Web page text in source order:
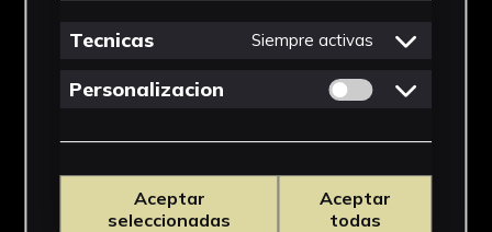
Tecnicas Siempre activas
Personalizacion Permitir cookies
Aceptar
seleccionadas
Aceptar
todas